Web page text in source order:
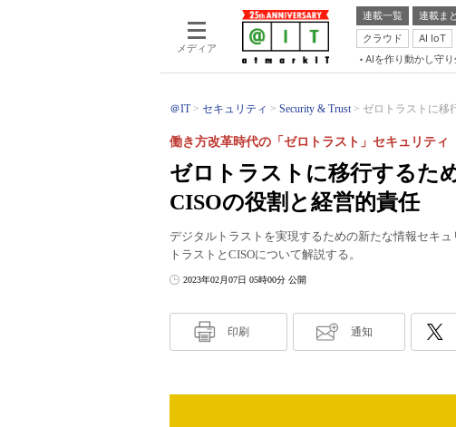
メディア
連載一覧 連載ま
クラウド
AI IoT
AIを作り動かし守
＠IT セキュリティ Security & Trust ゼロトラストに移
ゼロトラストに移行するた
CISOの役割と経営的責任
働き方改革時代の「ゼロトラスト」セキュリティ
デジタルトラストを実現するための新たな情報セキ
トラストとCISOについて解説する。
2023年02月07日 05時00分 公開
印刷 通知